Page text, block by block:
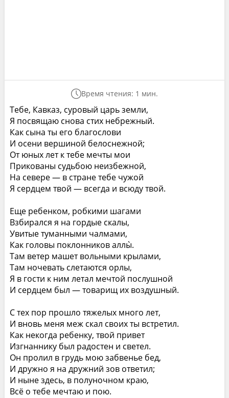
Время чтения: 1 мин.
Тебе, Кавказ, суровый царь земли,
Я посвящаю снова стих небрежный.
Как сына ты его благослови
И осени вершиной белоснежной;
От юных лет к тебе мечты мои
Прикованы судьбою неизбежной,
На севере — в стране тебе чужой
Я сердцем твой — всегда и всюду твой.
Еще ребенком, робкими шагами
Взбирался я на гордые скалы,
Увитые туманными чалмами,
Как головы поклонников аллы̀.
Там ветер машет вольными крылами,
Там ночевать слетаются орлы,
Я в гости к ним летал мечтой послушной
И сердцем был — товарищ их воздушный.
С тех пор прошло тяжелых много лет,
И вновь меня меж скал своих ты встретил.
Как некогда ребенку, твой привет
Изгнаннику был радостен и светел.
Он пролил в грудь мою забвенье бед,
И дружно я на дружний зов ответил;
И ныне здесь, в полуночном краю,
Всё о тебе мечтаю и пою.